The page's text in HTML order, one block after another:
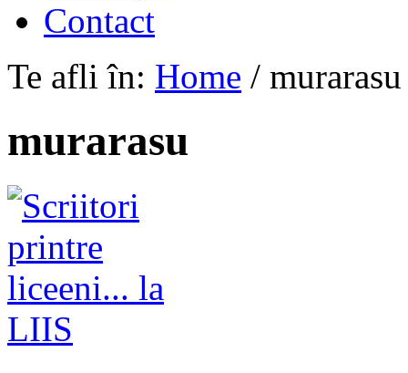
Contact
Te afli în: Home / murarasu
murarasu